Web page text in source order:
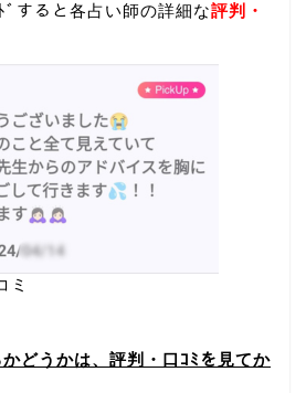
すると各占い師の詳細な評判・
ミ
どうかは、評判・口ｺﾐを見てか